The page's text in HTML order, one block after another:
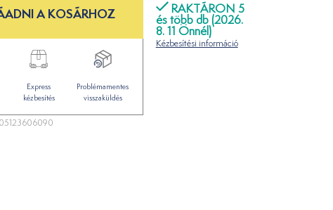
RAKTÁRON 5
és több db (2026.
8. 11 Önnél)
Kézbesítési információ
A KOSÁRHOZ
Express
kézbesítés
Problémamentes
visszaküldés